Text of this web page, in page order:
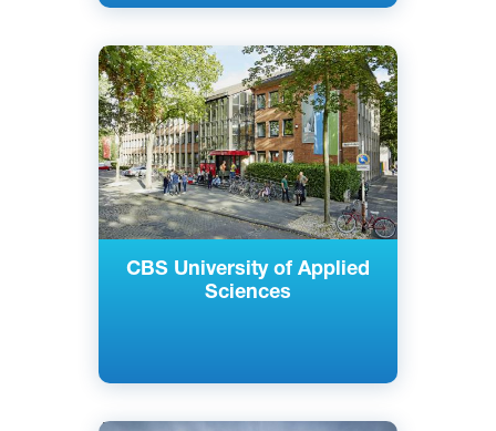
CBS University of Applied
Sciences
Английский
Немецкий
Кельн, Майнц, Берлин, Райне,
Гамбург, Росток, Нойс, Золинген,
Германия
Частный